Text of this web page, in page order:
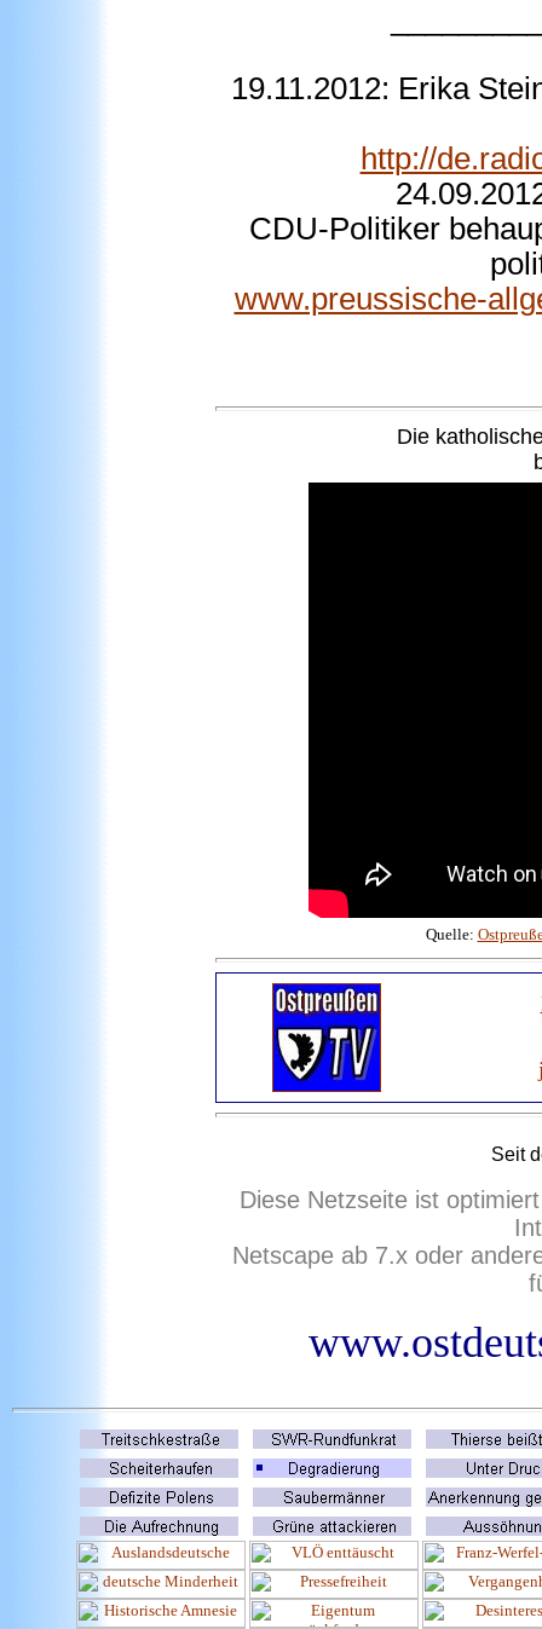
19.11.2012: Erika
http://
CDU-Politiker
www.preussische-
Die
Quelle:
Seit
Diese Netzseite ist
Netscape ab 7.x oder